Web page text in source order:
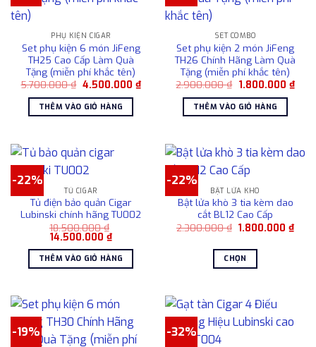
biến
Các
tùy
chọn
có
thể
được
trang
sản
phẩm
PHỤ KIỆN CIGAR
Set phụ kiện 6 món JiFeng
TH25 Cao Cấp Làm Quà
Tặng (miễn phí khắc tên)
5.700.000₫ Giá
là:
5.700.000 ₫.
4.500.000 ₫Giá
THÊM VÀO GIỎ HÀNG
SET COMBO
Set phụ kiện 2 món JiFeng
TH26 Chính Hãng Làm Quà
Tặng (miễn phí khắc tên)
2.900.000₫ Giá
là:
2.900.000 ₫.
1.800.000 ₫Giá
THÊM VÀO GIỎ HÀNG
-22%
TỦ CIGAR
Tủ điện bảo quản Cigar
Lubinski chính hãng TU002
18.500.000₫
Giá
là:
18.500.000 ₫.
14.500.000 ₫Giá
hiện
tại
là:
14.500.000 ₫.
THÊM VÀO GIỎ HÀNG
-22%
BẬT LỬA KHÒ
Bật lửa khò 3 tia kèm dao
cắt BL12 Cao Cấp
2.300.000₫ Giá
2.300.000 ₫.
1.800.000₫Giá
hiện
CHỌN
này
có
-19% -32%